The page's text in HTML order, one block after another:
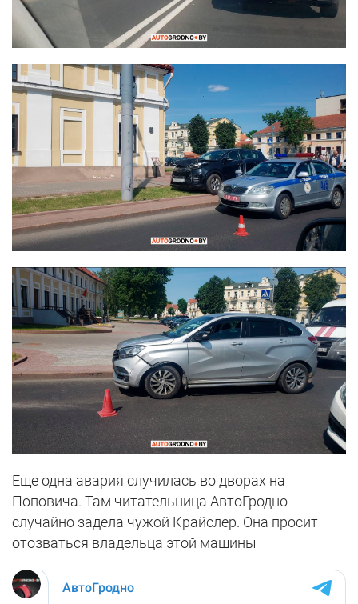
Еще одна авария случилась во дворах на
Поповича. Там читательница АвтоГродно
случайно задела чужой Крайслер. Она просит
отозваться владельца этой машины